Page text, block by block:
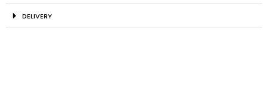
DELIVERY